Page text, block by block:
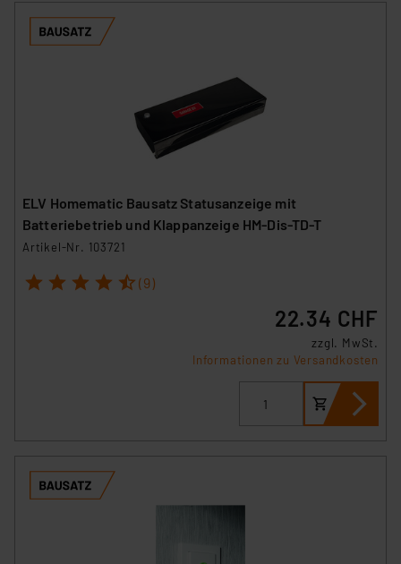
ELV Homematic Bausatz Statusanzeige mit
Batteriebetrieb und Klappanzeige HM-Dis-TD-T
Artikel-Nr. 103721
1 2 3 4 5 (9)
22.34 CHF
zzgl. MwSt.
Informationen zu Versandkosten